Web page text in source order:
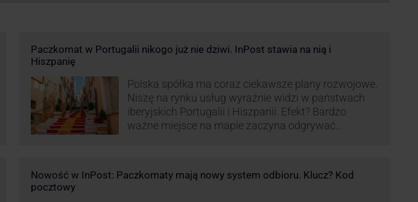
Paczkomat w Portugalii nikogo już nie dziwi. InPost stawia na nią i
Hiszpanię
Polska spółka ma coraz ciekawsze plany rozwojowe.
Niszę na rynku usług wyraźnie widzi w państwach
iberyjskich Portugalii i Hiszpanii. Efekt? Bardzo
ważne miejsce na mapie zaczyna odgrywać
Nowość w InPost: Paczkomaty mają nowy system odbioru. Klucz? Kod
pocztowy